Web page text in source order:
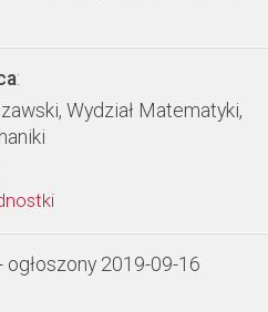
:
Wydział Matematyki,
ogłoszony 2019-09-16